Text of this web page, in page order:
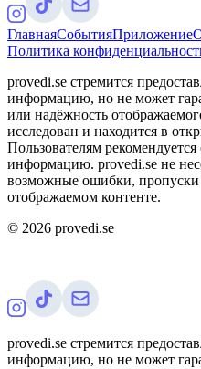
ГлавнаяСобытияПриложение
Политика
provedi.se стремится
информацию, но не может
или надёжность
исследован и находится в
Пользователям
информацию. provedi.se не
возможные ошибки, пропуски
отображаемом контенте.
© 2026 provedi.se
provedi.se стремится
информацию, но не может